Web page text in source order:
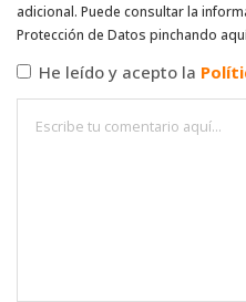
adicional. Puede consultar la
Protección de Datos pinchando
He leído y acepto la